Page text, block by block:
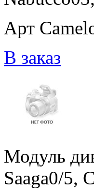
Арт
В заказ
Модуль
Saaga0/5,